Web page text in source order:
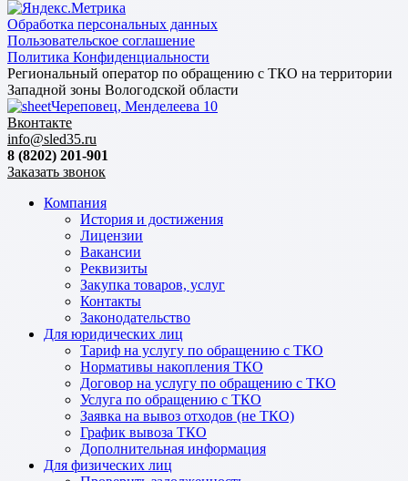
Обработка персональных данных
Пользовательское соглашение
Политика Конфиденциальности
Региональный оператор по обращению с ТКО на территории
Западной зоны Вологодской области
Череповец, Менделеева 10
Вконтакте
info@sled35.ru
8 (8202) 201-901
Заказать звонок
Компания
История и достижения
Лицензии
Вакансии
Реквизиты
Закупка товаров, услуг
Контакты
Законодательство
Для юридических лиц
Тариф на услугу по обращению с ТКО
Нормативы накопления ТКО
Договор на услугу по обращению с ТКО
Услуга по обращению с ТКО
Заявка на вывоз отходов (не ТКО)
График вывоза ТКО
Дополнительная информация
Для физических лиц